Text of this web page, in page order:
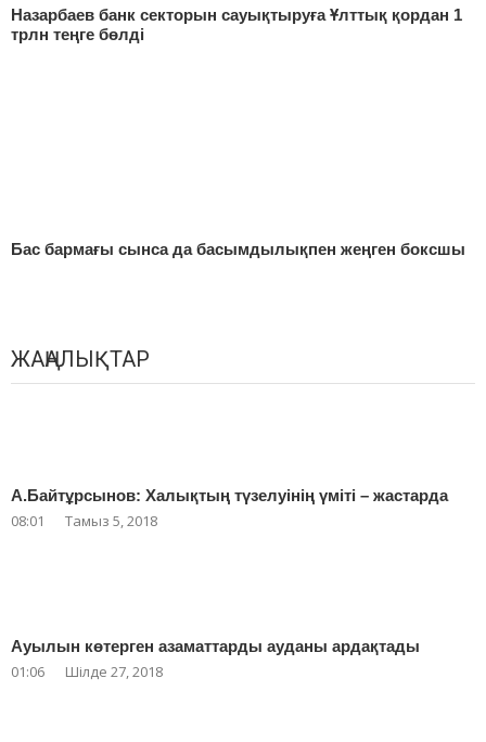
Назарбаев банк секторын сауықтыруға Ұлттық қордан 1
трлн теңге бөлді
Бас бармағы сынса да басымдылықпен жеңген боксшы
ЖАҢАЛЫҚТАР
А.Байтұрсынов: Халықтың түзелуінің үміті – жастарда
08:01 Тамыз 5, 2018
Ауылын көтерген азаматтарды ауданы ардақтады
01:06 Шілде 27, 2018